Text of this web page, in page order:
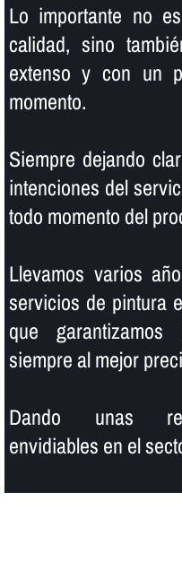
Lo importante no
calidad, sino
extenso y con un
momento.
Siempre dejando
intenciones del
todo momento del
Llevamos varios
servicios de pintura
que
siempre al mejor
Dando unas
envidiables en el